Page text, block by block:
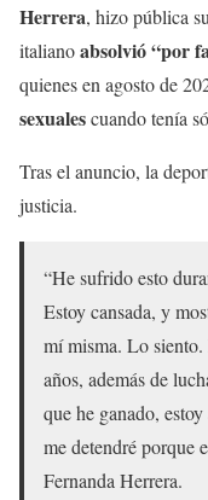
Herrera, hizo pública
italianoabsolvió “por
quienes en agosto de
sexualescuando tenía
Tras el anuncio, la
justicia.
“He sufrido esto
Estoy cansada, y
mí misma. Lo siento.
años, además de
que he ganado,
me detendré porque
Fernanda Herrera.